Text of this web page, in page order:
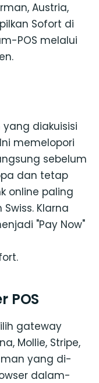
Austria,
Sofort di
POS melalui
diakuisisi
memelopori
sebelum
dan tetap
online paling
Klarna
"Pay Now"
POS
gateway
Mollie, Stripe,
yang di-
dalam-